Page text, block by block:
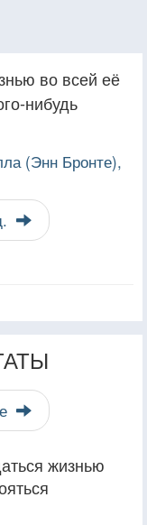
во всей её
нибудь
(Энн Бронте),
жизнью